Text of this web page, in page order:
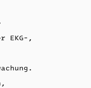
EKG-,